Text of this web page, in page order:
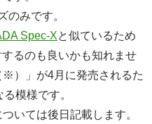
のみです。
Spec-Xと似ているため
るのも良いかも知れませ
）」が4月に発売されるた
模様です。
いては後日記載します。